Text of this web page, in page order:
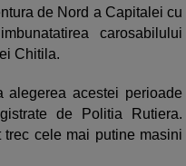
de Nord a Capitalei cu
carosabilului
Chitila.
alegerea acestei perioade
de Politia Rutiera.
cele mai putine masini